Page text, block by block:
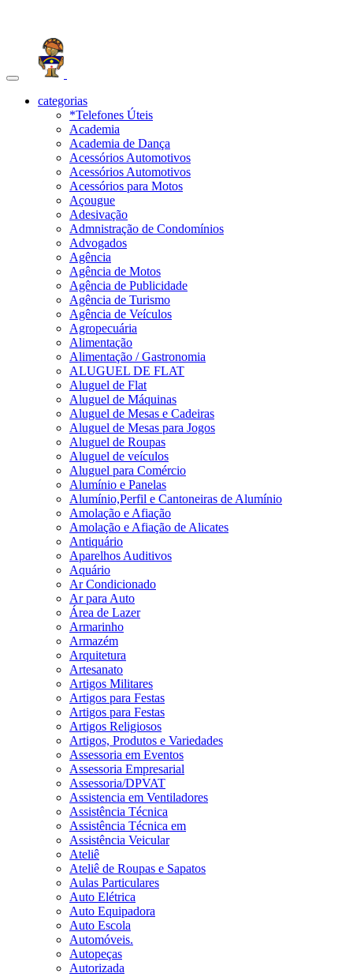
Toggle
navigationcategorias
*Telefones Úteis
Academia
Academia de Dança
Acessórios Automotivos
Acessórios Automotivos
Acessórios para Motos
Açougue
Adesivação
Admnistração de Condomínios
Advogados
Agência
Agência de Motos
Agência de Publicidade
Agência de Turismo
Agência de Veículos
Agropecuária
Alimentação
Alimentação / Gastronomia
ALUGUEL DE FLAT
Aluguel de Flat
Aluguel de Máquinas
Aluguel de Mesas e Cadeiras
Aluguel de Mesas para Jogos
Aluguel de Roupas
Aluguel de veículos
Aluguel para Comércio
Alumínio e Panelas
Alumínio,Perfil e Cantoneiras de Alumínio
Amolação e Afiação
Amolação e Afiação de Alicates
Antiquário
Aparelhos Auditivos
Aquário
Ar Condicionado
Ar para Auto
Área de Lazer
Armarinho
Armazém
Arquitetura
Artesanato
Artigos Militares
Artigos para Festas
Artigos para Festas
Artigos Religiosos
Artigos, Produtos e Variedades
Assessoria em Eventos
Assessoria Empresarial
Assessoria/DPVAT
Assistencia em Ventiladores
Assistência Técnica
Assistência Técnica em
Assistência Veicular
Ateliê
Ateliê de Roupas e Sapatos
Aulas Particulares
Auto Elétrica
Auto Equipadora
Auto Escola
Automóveis.
Autopeças
Autorizada